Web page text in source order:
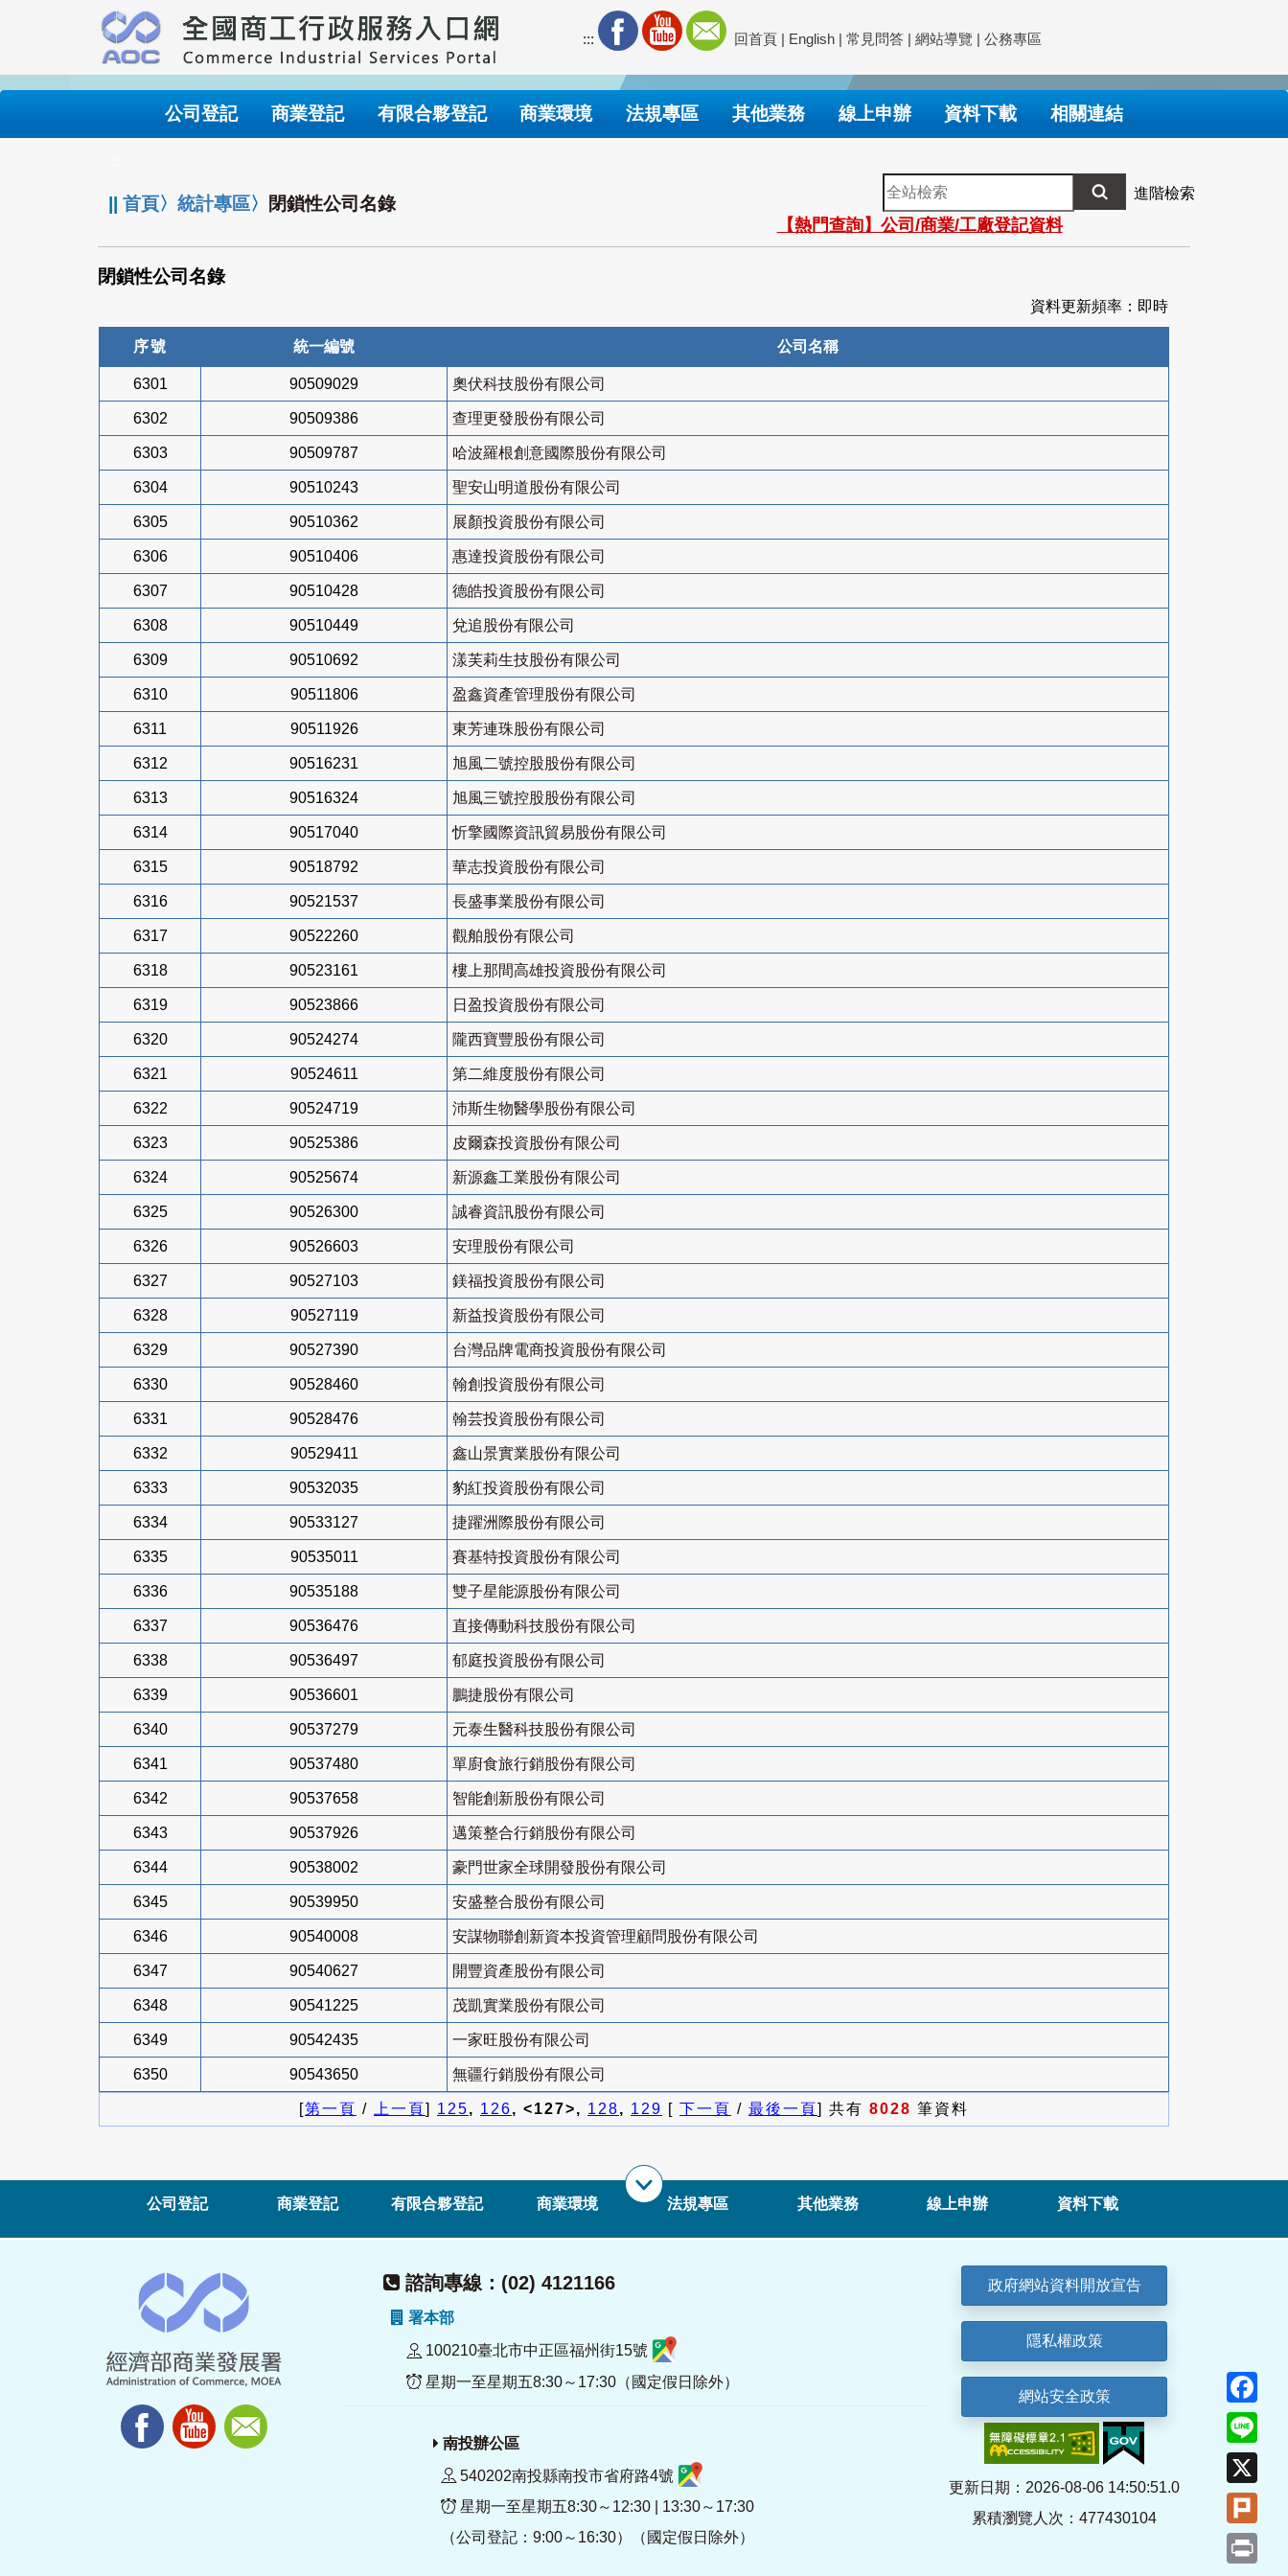
要
內
::: 回首頁 | English | 常見問答 | 網站導覽 | 公務專區
公司登記 商業登記 有限合夥登記 商業環境 法規專區 其他業務 線上申辦 資料下載 相關連結
||首頁〉統計專區〉 閉鎖性公司名錄
全
站
檢
索
進階檢索
【熱門查詢】公司/商業/工廠登記資料
閉鎖性公司名錄
資料更新頻率：即時
序號 統一編號 公司名稱
6301 90509029 奧伏科技股份有限公司
6302 90509386 查理更發股份有限公司
6303 90509787 哈波羅根創意國際股份有限公司
6304 90510243 聖安山明道股份有限公司
6305 90510362 展顏投資股份有限公司
6306 90510406 惠達投資股份有限公司
6307 90510428 德皓投資股份有限公司
6308 90510449 兌追股份有限公司
6309 90510692 漾芙莉生技股份有限公司
6310 90511806 盈鑫資產管理股份有限公司
6311 90511926 東芳連珠股份有限公司
6312 90516231 旭風二號控股股份有限公司
6313 90516324 旭風三號控股股份有限公司
6314 90517040 忻擎國際資訊貿易股份有限公司
6315 90518792 華志投資股份有限公司
6316 90521537 長盛事業股份有限公司
6317 90522260 觀舶股份有限公司
6318 90523161 樓上那間高雄投資股份有限公司
6319 90523866 日盈投資股份有限公司
6320 90524274 隴西寶豐股份有限公司
6321 90524611 第二維度股份有限公司
6322 90524719 沛斯生物醫學股份有限公司
6323 90525386 皮爾森投資股份有限公司
6324 90525674 新源鑫工業股份有限公司
6325 90526300 誠睿資訊股份有限公司
6326 90526603 安理股份有限公司
6327 90527103 鎂福投資股份有限公司
6328 90527119 新益投資股份有限公司
6329 90527390 台灣品牌電商投資股份有限公司
6330 90528460 翰創投資股份有限公司
6331 90528476 翰芸投資股份有限公司
6332 90529411 鑫山景實業股份有限公司
6333 90532035 豹紅投資股份有限公司
6334 90533127 捷躍洲際股份有限公司
6335 90535011 賽基特投資股份有限公司
6336 90535188 雙子星能源股份有限公司
6337 90536476 直接傳動科技股份有限公司
6338 90536497 郁庭投資股份有限公司
6339 90536601 鵬捷股份有限公司
6340 90537279 元泰生醫科技股份有限公司
6341 90537480 單廚食旅行銷股份有限公司
6342 90537658 智能創新股份有限公司
6343 90537926 邁策整合行銷股份有限公司
6344 90538002 豪門世家全球開發股份有限公司
6345 90539950 安盛整合股份有限公司
6346 90540008 安謀物聯創新資本投資管理顧問股份有限公司
6347 90540627 開豐資產股份有限公司
6348 90541225 茂凱實業股份有限公司
6349 90542435 一家旺股份有限公司
6350 90543650 無疆行銷股份有限公司
[第一頁 / 上一頁] 125, 126, <127>, 128, 129 [ 下一頁 / 最後一頁] 共有 8028 筆資料
公司登記 商業登記 有限合夥登記 商業環境 法規專區 其他業務 線上申辦 資料下載
諮詢專線：(02) 4121166
署本部
100210臺北市中正區福州街15號
星期一至星期五8:30～17:30（國定假日除外）
南投辦公區
540202南投縣南投市省府路4號
星期一至星期五8:30～12:30 | 13:30～17:30
（公司登記：9:00～16:30）（國定假日除外）
政府網站資料開放宣告
隱私權政策
網站安全政策
更新日期：2026-08-06 14:50:51.0
累積瀏覽人次：477430104